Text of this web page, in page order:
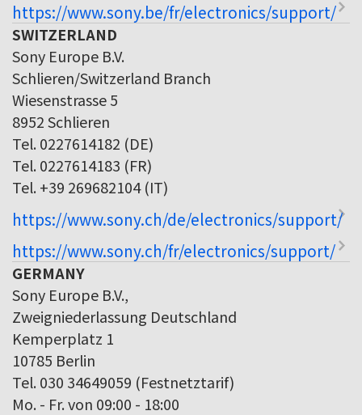
https://www.sony.be/fr/electronics/support/
SWITZERLAND
Sony Europe B.V.
Schlieren/Switzerland Branch
Wiesenstrasse 5
8952 Schlieren
Tel. 0227614182 (DE)
Tel. 0227614183 (FR)
Tel. +39 269682104 (IT)
https://www.sony.ch/de/electronics/support/
https://www.sony.ch/fr/electronics/support/
GERMANY
Sony Europe B.V.,
Zweigniederlassung Deutschland
Kemperplatz 1
10785 Berlin
Tel. 030 34649059 (Festnetztarif)
Mo. - Fr. von 09:00 - 18:00